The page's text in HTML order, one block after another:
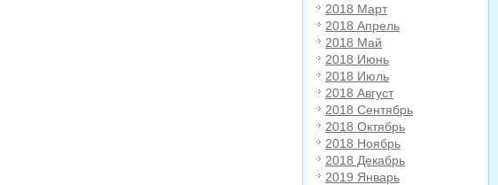
2018 Март
2018 Апрель
2018 Май
2018 Июнь
2018 Июль
2018 Август
2018 Сентябрь
2018 Октябрь
2018 Ноябрь
2018 Декабрь
2019 Январь